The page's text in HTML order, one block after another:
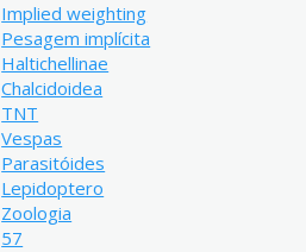
Implied weighting
Pesagem implícita
Haltichellinae
Chalcidoidea
TNT
Vespas
Parasitóides
Lepidoptero
Zoologia
57